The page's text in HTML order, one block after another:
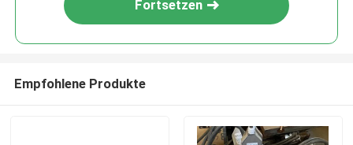
Fortsetzen
Empfohlene Produkte